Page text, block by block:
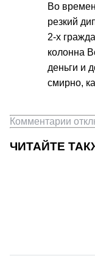
Во
резкий
2-х
колонна
деньги и
смирно,
Комментарии
ЧИТАЙТЕ